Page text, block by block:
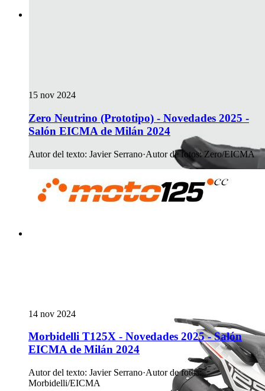
15 nov 2024
Zero Neutrino (Prototipo) - Novedades 2025 -
Salón EICMA de Milán 2024
Autor del texto: Javier Serrano·Autor de fotos: Zero/EICMA
14 nov 2024
Morbidelli T125X - Novedades 2025 - Salón
EICMA de Milán 2024
Autor del texto: Javier Serrano·Autor de fotos:
Morbidelli/EICMA